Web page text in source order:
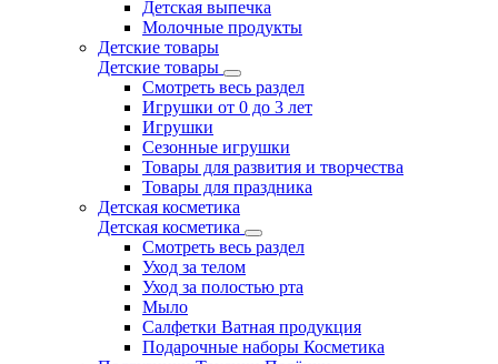
Детская выпечка
Молочные продукты
Детские товары
Детские товары
Смотреть весь раздел
Игрушки от 0 до 3 лет
Игрушки
Сезонные игрушки
Товары для развития и творчества
Товары для праздника
Детская косметика
Детская косметика
Смотреть весь раздел
Уход за телом
Уход за полостью рта
Мыло
Салфетки Ватная продукция
Подарочные наборы Косметика